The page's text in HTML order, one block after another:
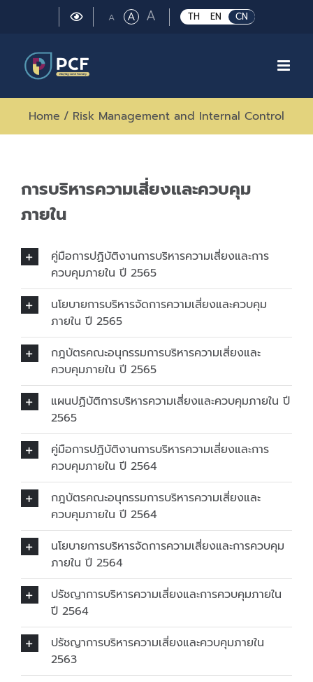
TH EN CN
A Small
ARegular
ALarge
font
Home / Risk Management and Internal Control
การบริหารความเสี่ยงและควบคุม
ภายใน
คู่มือการปฏิบัติงานการบริหารความเสี่ยงและการ
ควบคุมภายใน ปี 2565
นโยบายการบริหารจัดการความเสี่ยงและควบคุม
ภายใน ปี 2565
กฎบัตรคณะอนุกรรมการบริหารความเสี่ยงและ
ควบคุมภายใน ปี 2565
แผนปฏิบัติการบริหารความเสี่ยงและควบคุมภายใน ปี
2565
คู่มือการปฏิบัติงานการบริหารความเสี่ยงและการ
ควบคุมภายใน ปี 2564
กฎบัตรคณะอนุกรรมการบริหารความเสี่ยงและ
ควบคุมภายใน ปี 2564
นโยบายการบริหารจัดการความเสี่ยงและการควบคุม
ภายใน ปี 2564
ปรัชญาการบริหารความเสี่ยงและการควบคุมภายใน
ปี 2564
ปรัชญาการบริหารความเสี่ยงและควบคุมภายใน
2563